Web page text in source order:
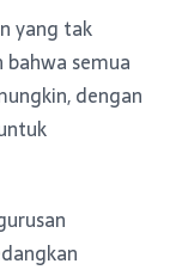
yang tak
bahwa semua
dengan